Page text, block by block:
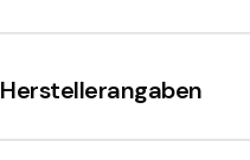
f
e
Herstellerangaben